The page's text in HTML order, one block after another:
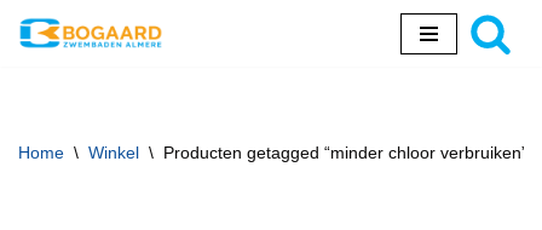
inhoud
Home \ Winkel \ Producten getagged “minder chloor verbruiken”